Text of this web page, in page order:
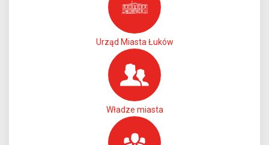
Urząd Miasta Łuków
Władze miasta